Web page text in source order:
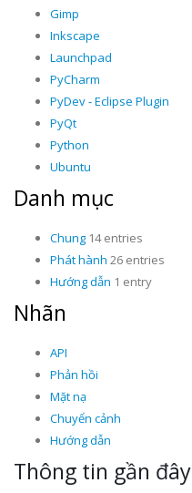
Gimp
Inkscape
Launchpad
PyCharm
PyDev - Eclipse Plugin
PyQt
Python
Ubuntu
Danh mục
Chung 14 entries
Phát hành 26 entries
Hướng dẫn 1 entry
Nhãn
API
Phản hồi
Mặt nạ
Chuyển cảnh
Hướng dẫn
Thông tin gần đây